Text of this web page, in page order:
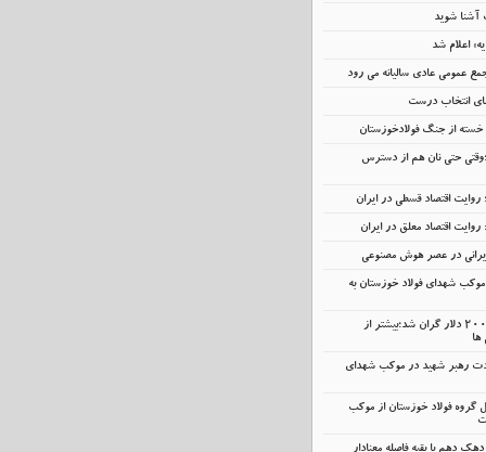
آشنا شوید
اعلام شد
عمومی عادی سالیانه می رود
انتخاب درست
خسته‌ از جنگ فولادخوزستان
حتی نان هم از دسترس
اقتصاد قسطی در ایران
اقتصاد معلق در ایران
در عصر هوش مصنوعی
شهدای فولاد خوزستان به
آیفون و ایکس‌باکس ۲۰۰ دلار گران شد؛بیشتر از
ها
رهبر شهید در موکب شهدای
گروه فولاد خوزستان از موکب